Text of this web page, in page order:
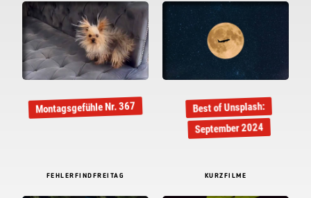
Montagsgefühle Nr. 367 Best of Unsplash:
September 2024
FEHLERFINDFREITAG KURZFILME